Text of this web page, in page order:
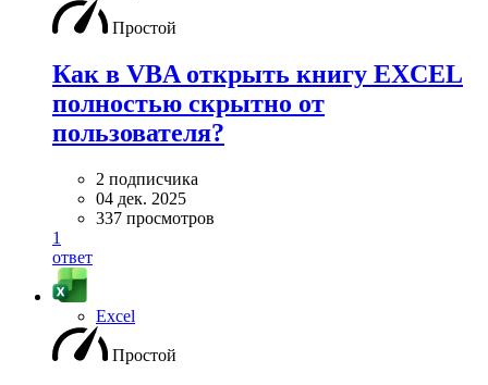
Простой
Как в VBA открыть книгу EXCEL
полностью скрытно от
пользователя?
2 подписчика
04 дек. 2025
337 просмотров
1
ответ
Excel
Простой